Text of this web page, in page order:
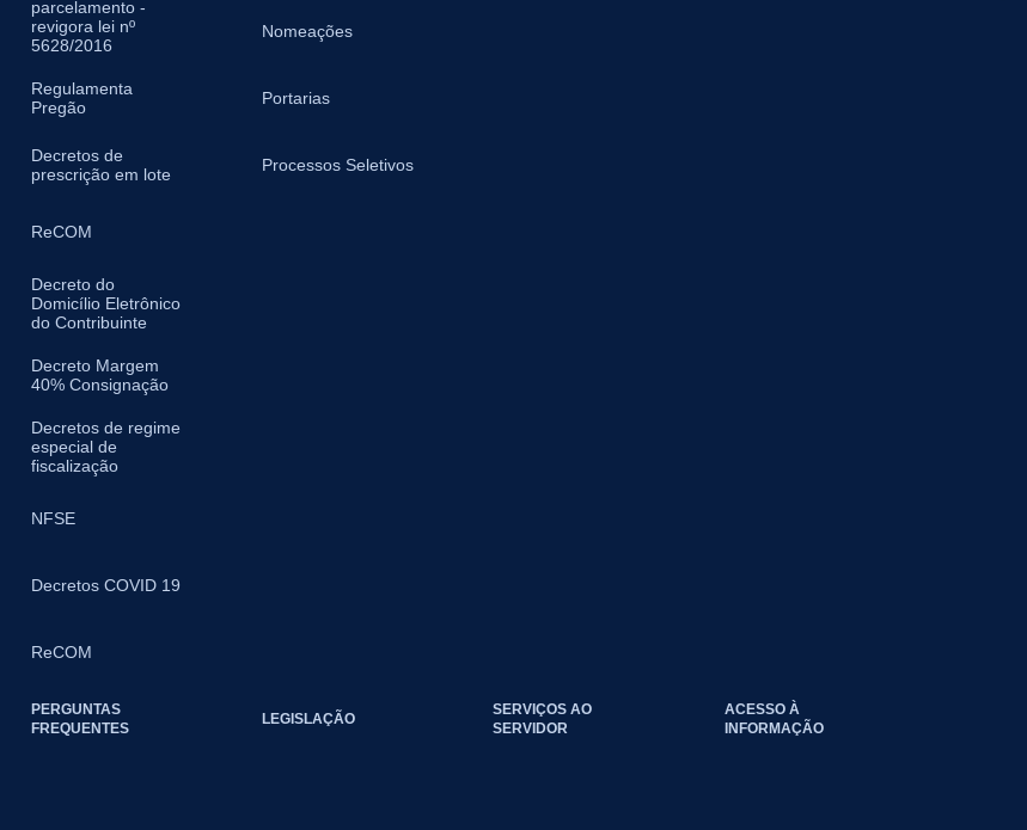
parcelamento -
revigora lei nº
5628/2016
Regulamenta
Pregão
Decretos de
prescrição em lote
ReCOM
Decreto do
Domicílio Eletrônico
do Contribuinte
Decreto Margem
40% Consignação
Decretos de regime
especial de
fiscalização
NFSE
Decretos COVID 19
ReCOM
Nomeações
Portarias
Processos Seletivos
PERGUNTAS
FREQUENTES
LEGISLAÇÃO
SERVIÇOS AO
SERVIDOR
ACESSO À
INFORMAÇÃO